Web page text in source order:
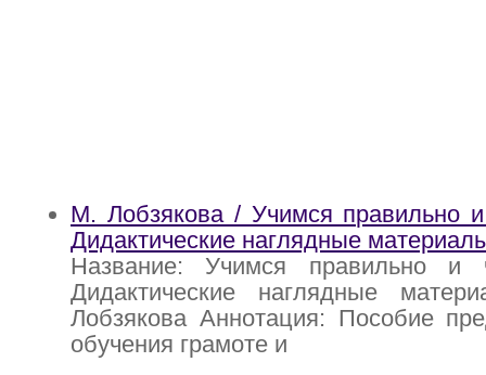
М. Лобзякова / Учимся правильно и
Дидактические наглядные
Название: Учимся правильно и
Дидактические наглядные
Лобзякова Аннотация: Пособие
обучения грамоте и